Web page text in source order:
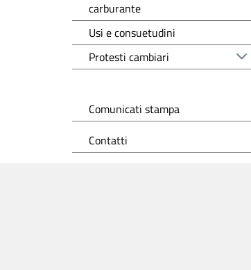
carburante
Usi e consuetudini
Protesti cambiari
Comunicati stampa
Contatti